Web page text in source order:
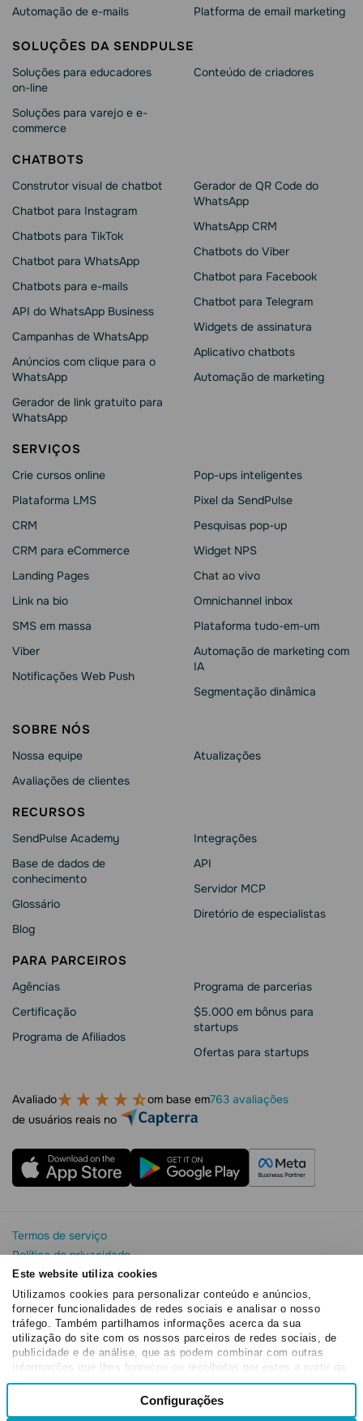
Este website utiliza cookies
Utilizamos cookies para personalizar conteúdo e anúncios,
fornecer funcionalidades de redes sociais e analisar o nosso
tráfego. Também partilhamos informações acerca da sua
utilização do site com os nossos parceiros de redes sociais, de
publicidade e de análise, que as podem combinar com outras
informações que lhes forneceu ou recolhidas por estes a partir da
sua utilização dos respetivos serviços.
Seleção
Configurações
Automação de e-mails
Platforma de email marketing
SOLUÇÕES DA SENDPULSE
Soluções para educadores
on-line
Soluções para varejo e e-
commerce
Conteúdo de criadores
CHATBOTS
Construtor visual de chatbot
Chatbot para Instagram
Chatbots para TikTok
Chatbot para WhatsApp
Chatbots para e-mails
API do WhatsApp Business
Campanhas de WhatsApp
Anúncios com clique para o
WhatsApp
Gerador de link gratuito para
WhatsApp
Gerador de QR Code do
WhatsApp
WhatsApp CRM
Chatbots do Viber
Chatbot para Facebook
Chatbot para Telegram
Widgets de assinatura
Aplicativo chatbots
Automação de marketing
SERVIÇOS
Crie cursos online
Plataforma LMS
CRM
CRM para eCommerce
Landing Pages
Link na bio
SMS em massa
Viber
Notificações Web Push
Pop-ups inteligentes
Pixel da SendPulse
Pesquisas pop-up
Widget NPS
Chat ao vivo
Omnichannel inbox
Plataforma tudo-em-um
Automação de marketing com
IA
Segmentação dinâmica
SOBRE NÓS
Nossa equipe
Avaliações de clientes
Atualizações
RECURSOS
SendPulse Academy
Base de dados de
conhecimento
Glossário
Blog
Integrações
API
Servidor MCP
Diretório de especialistas
PARA PARCEIROS
Agências
Сertificação
Programa de Afiliados
Programa de parcerias
$5.000 em bônus para
startups
Ofertas para startups
Avaliado om base em763 avaliações
de usuários reais no
Termos de serviço
Política de privacidade
Segurança e privacidade da SendPulse
Declaração de Cookie
Acordo de processamento de dados
Copyright© 2015 - 2026. SendPulse. Todos os direitos
reservados